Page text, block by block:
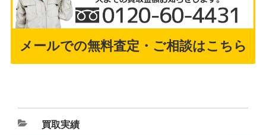
メールでの無料査定・ご相談はこちら
買取実績